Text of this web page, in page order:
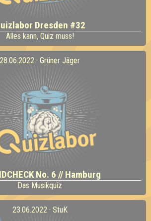
Dresden #32
Alles kann, Quiz muss!
28.06.2022 · Grüner Jäger
No. 6 // Hamburg
Das Musikquiz
23.06.2022 · StuK